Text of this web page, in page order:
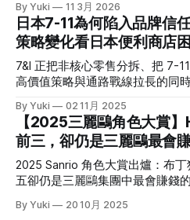
日本 20-30歲女生喜歡的平價品
至不輸 UNIQLO。 可以說，現在的しまむら跟我腦海中的「平
價＋基本款」差很多，不只一堆
「老氣」，重點是價格依然友善。 究竟しまむら是靠著什麼
樣的商業模式在競爭激烈的日本
麼樣的經營策略屢屢能夠在日本社群上
將帶大家解析しまむら集團背後的故事。 しまむ
家什麼樣的公司？
2021年，Sony 收購美國的
Funimation 合併，之後其逐漸成
串流平台之一。意識到近年動畫
後，Crunchyroll 在去年 10 月正
Crunchyroll Manga。 ◎本文重點 * Sony 近年已明顯轉型為娛
讓它更有能力透過投資、併購與整
日本 IP 出海雖然常靠動畫打開
不完整；海外很多觀眾看得到動
熱度停在平台外，甚至流向盜版。 * Crunchyroll Manga 的意
義，不只是多一個漫畫功能，
By Yuki 11 3月 2026
日本7-11為何陷入品牌信
策略變化看日本便利商店
7&I 正把非核心零售分拆、把 7-
高價值策略與通路戰線拉長的同
年秋冬商品起，7&I控股旗下的伊
堂）將正式停止與日本服飾大廠
年的策略聯盟。 但早在今年3月，7&I 就已宣布將旗下非便利
商店相關事業獨立切割，設立新
華堂即是被切割的核心對象之一
了因應加拿大便利商巨頭 ACT（
可能的收購案，提前做出業務清理與
By Yuki 02 11月 2025
【2025三麗鷗角色大賞
前三，卻仍是三麗鷗最會
2025 Sanrio 角色大賞出爐：布
五卻仍是三麗鷗集團中最會賺錢
今年的三麗鷗角色大賞由布丁狗
By Yuki 20 10月 2025